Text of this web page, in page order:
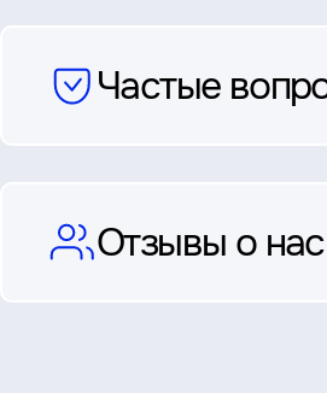
Частые
Отзывы о